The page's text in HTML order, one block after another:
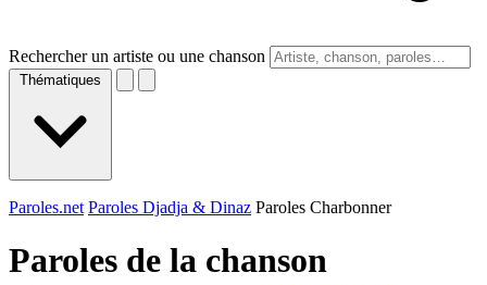
Rechercher un artiste ou une chanson
Thématiques
Paroles.net Paroles Djadja & Dinaz Paroles Charbonner
Paroles de la chanson